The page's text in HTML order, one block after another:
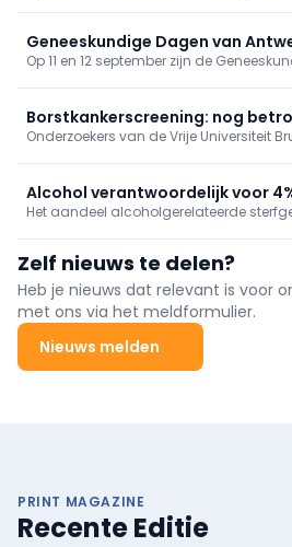
hoewel beperkter dan tijdens de
Geneeskundige Dagen van
gevarieerd programma
Op 11 en 12 september zijn de
nood- en rampgeneeskunde.
Borstkankerscreening: nog
simulatiemodellen
Onderzoekers van de Vrije Universiteit
borstkankerscreening.
Alcohol verantwoordelijk voor
sterfgevallen in België
Het aandeel alcoholgerelateerde
Zelf nieuws te delen?
Heb je nieuws dat relevant is voor
met ons via het meldformulier.
Nieuws melden
PRINT MAGAZINE
Recente Editie